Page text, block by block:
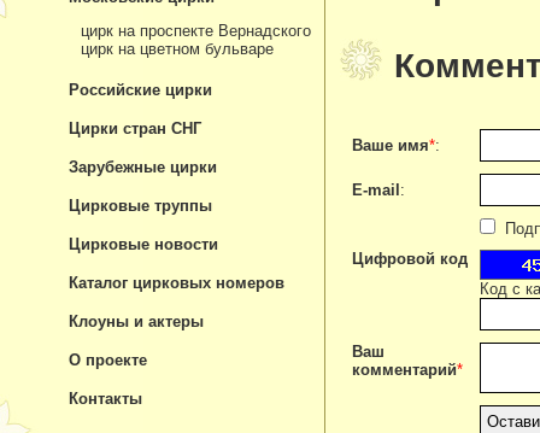
Ваше имя*:
E-mail :
Цифровой код
Код с
Ваш
комментарий*
цирк на проспекте Вернадского
цирк на цветном бульваре
Российские цирки
Цирки стран СНГ
Зарубежные цирки
Цирковые труппы
Цирковые новости
Каталог цирковых номеров
Клоуны и актеры
О проекте
Контакты